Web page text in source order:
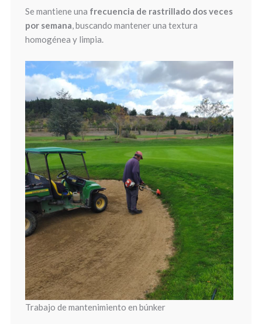
Se mantiene una frecuencia de rastrillado dos veces
por semana, buscando mantener una textura
homogénea y limpia.
Trabajo de mantenimiento en búnker